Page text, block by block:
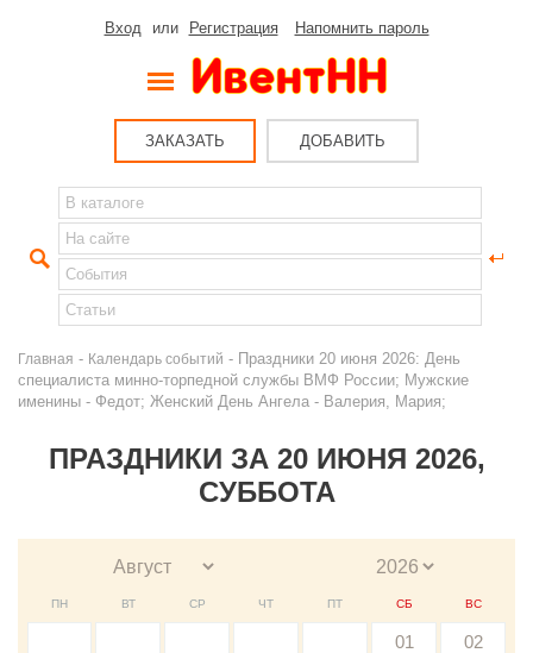
Вход или Регистрация Напомнить пароль
ЗАКАЗАТЬ ДОБАВИТЬ
Главная - Календарь событий - Праздники 20 июня 2026: День
специалиста минно-торпедной службы ВМФ России; Мужские
именины - Федот; Женский День Ангела - Валерия, Мария;
ПРАЗДНИКИ ЗА 20 ИЮНЯ 2026,
СУББОТА
ПН ВТ СР ЧТ ПТ СБ ВС
01 02